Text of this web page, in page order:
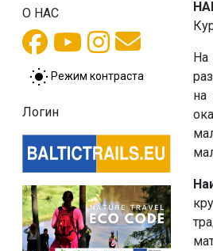
О НАС
Режим контраста
Логин
На
на